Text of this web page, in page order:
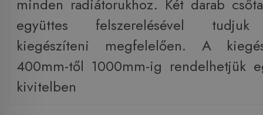
minden radiátorukhoz. Két darab
együttes felszerelésével tudjuk
kiegészíteni megfelelően. A
400mm-től 1000mm-ig rendelhetjük
kivitelben